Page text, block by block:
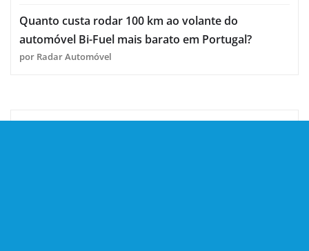
Quanto custa rodar 100 km ao volante do
automóvel Bi-Fuel mais barato em Portugal?
por Radar Automóvel